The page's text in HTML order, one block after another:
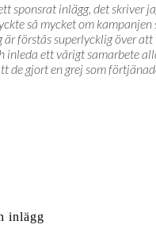
sponsrat inlägg, det skriver
så mycket om kampanjen
är förstås superlycklig över
inleda ett vårigt samarbete
de gjort en grej som
inlägg